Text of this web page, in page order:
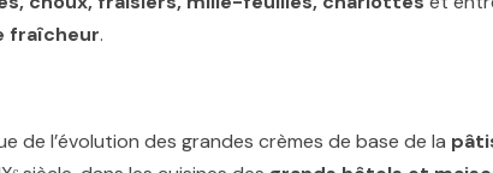
fraîcheur.
de l’évolution des grandes crèmes de base de la